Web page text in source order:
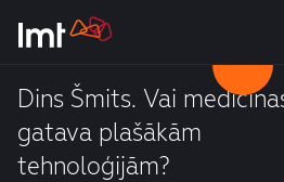
Dins Šmits. Vai
gatava plašākām
tehnoloģijām?